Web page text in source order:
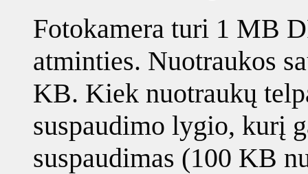
Fotokamera turi 1 MB
atminties. Nuotraukos
KB. Kiek nuotraukų
suspaudimo lygio, kurį
suspaudimas (100 KB